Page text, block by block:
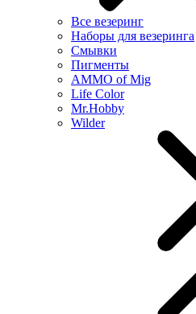
Все везеринг
Наборы для везеринга
Смывки
Пигменты
AMMO of Mig
Life Color
Mr.Hobby
Wilder